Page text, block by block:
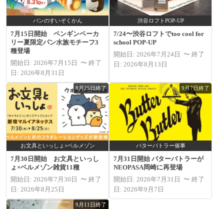
パンのすいぞくかん
7月15日開始 ペンギンベーカ
リー夏限定パン水族モチーフ3
種登場
開始日: 2026年7月15日 〜 終了
日: 2026年8月31日
渋谷ロフトPOP-UP
7/24〜渋谷ロフトでtoo cool for
school POP‑UP
開始日: 2026年7月24日 〜 終了
日: 2026年8月13日
8月25日終了
お文具といっしょ×ベルメゾン
7月30日開始 お文具といっし
ょ×ベルメゾン雑貨11種
開始日: 2026年7月30日 〜 終了
日: 2026年8月25日
9月7日終了
バターバトラー催事
7月31日開始 バターバトラーが
NEOPASA岡崎に再登場
開始日: 2026年7月31日 〜 終了
日: 2026年9月7日
9月11日終了